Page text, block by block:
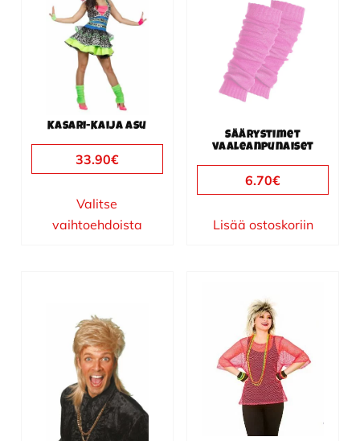
Kasari-Kaija asu
33.90€
Valitse
vaihtoehdoista
useampi
muunnelma.
Säärystimet
vaaleanpunaiset
6.70€
Lisää ostoskoriin
tuotteella
useampi
muunnelma.